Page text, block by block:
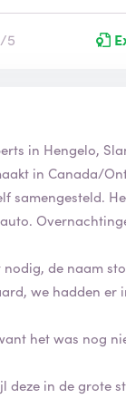
5
in Hengelo,
in Canada/
samengesteld.
de naam
we hadden er
het was nog
deze in de grote